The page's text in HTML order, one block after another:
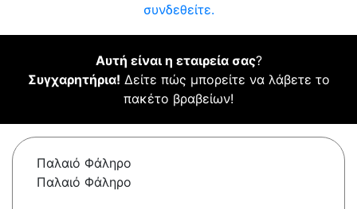
συνδεθείτε.
Αυτή είναι η εταιρεία σας?
Συγχαρητήρια! Δείτε πώς μπορείτε να λάβετε το
πακέτο βραβείων!
Παλαιό Φάληρο
Παλαιό Φάληρο